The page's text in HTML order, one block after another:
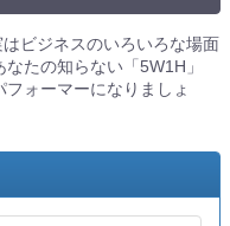
ビジネスのいろいろな場面
たの知らない「5W1H」
ォーマーになりましょ